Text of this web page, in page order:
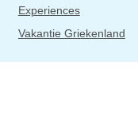
Experiences
Vakantie Griekenland